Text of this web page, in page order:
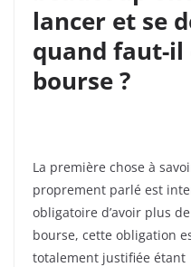
lancer et se
quand faut-il
bourse ?
La première chose à
proprement parlé est
obligatoire d’avoir plus
bourse, cette obligation
totalement justifiée